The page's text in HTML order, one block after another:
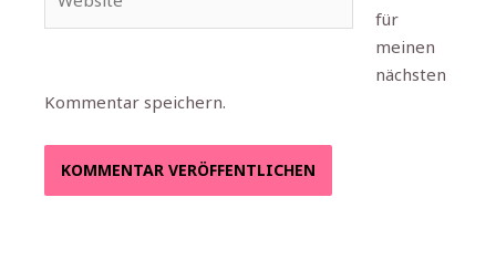
für
meinen
nächsten
Kommentar speichern.